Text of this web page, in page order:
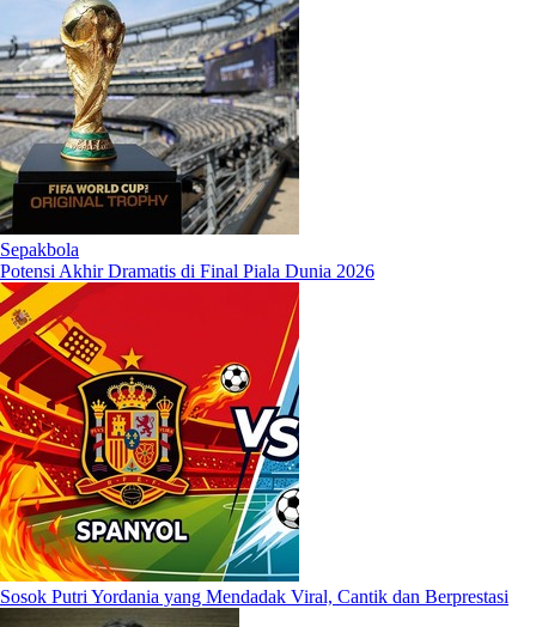
Sepakbola
Potensi Akhir Dramatis di Final Piala Dunia 2026
Sosok Putri Yordania yang Mendadak Viral, Cantik dan Berprestasi